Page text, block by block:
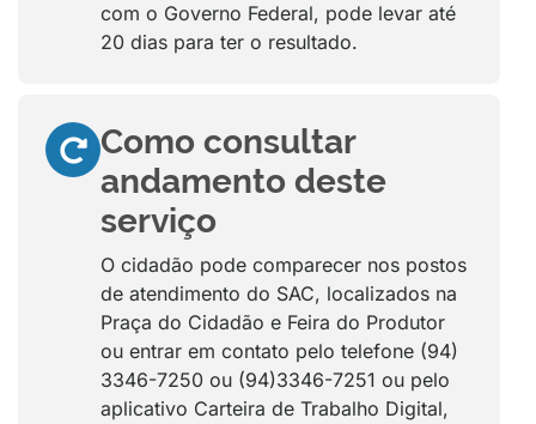
com o Governo Federal, pode levar até
20 dias para ter o resultado.
Como consultar
andamento deste
serviço
O cidadão pode comparecer nos postos
de atendimento do SAC, localizados na
Praça do Cidadão e Feira do Produtor
ou entrar em contato pelo telefone (94)
3346-7250 ou (94)3346-7251 ou pelo
aplicativo Carteira de Trabalho Digital,